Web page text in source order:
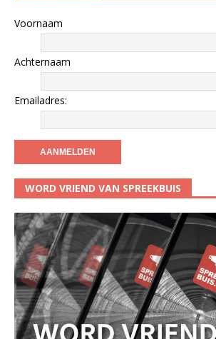
Voornaam
Achternaam
Emailadres:
WORD VRIEND VAN SPREEKBUIS